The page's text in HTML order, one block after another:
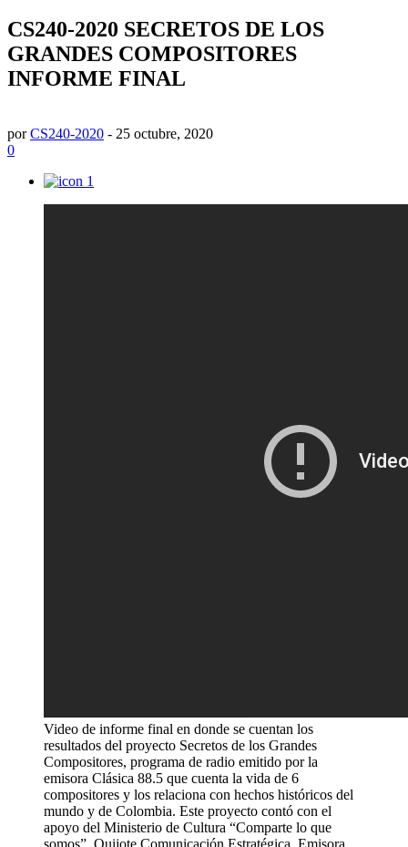
CS240-2020 SECRETOS DE LOS
GRANDES COMPOSITORES
INFORME FINAL
porCS240-2020 - 25 octubre, 2020
0
1
Video de informe final en donde se cuentan los
resultados del proyecto Secretos de los Grandes
Compositores, programa de radio emitido por la
emisora Clásica 88.5 que cuenta la vida de 6
compositores y los relaciona con hechos históricos del
mundo y de Colombia. Este proyecto contó con el
apoyo del Ministerio de Cultura “Comparte lo que